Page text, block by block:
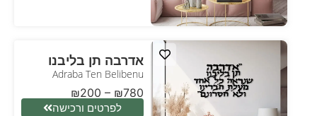
אדרבה תן בליבנו
Adraba Ten Belibenu
₪200 – ₪780
לפרטים ורכישה